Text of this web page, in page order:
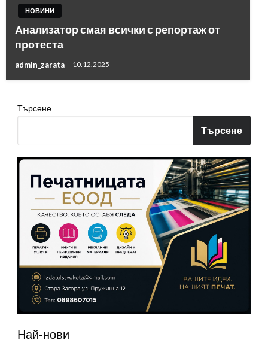
НОВИНИ
Анализатор смая всички с репортаж от
протеста
admin_zarata 10.12.2025
Търсене
Търсене
Най-нови